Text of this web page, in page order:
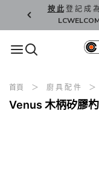
按 此登 記 成
首頁 廚 具 配 件
Venus 木柄矽膠